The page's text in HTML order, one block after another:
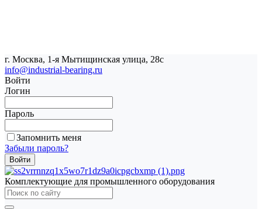
г. Москва, 1-я Мытищинская улица, 28с
info@industrial-bearing.ru
Войти
Логин
Пароль
Запомнить меня
Забыли пароль?
Комплектующие для промышленного оборудования